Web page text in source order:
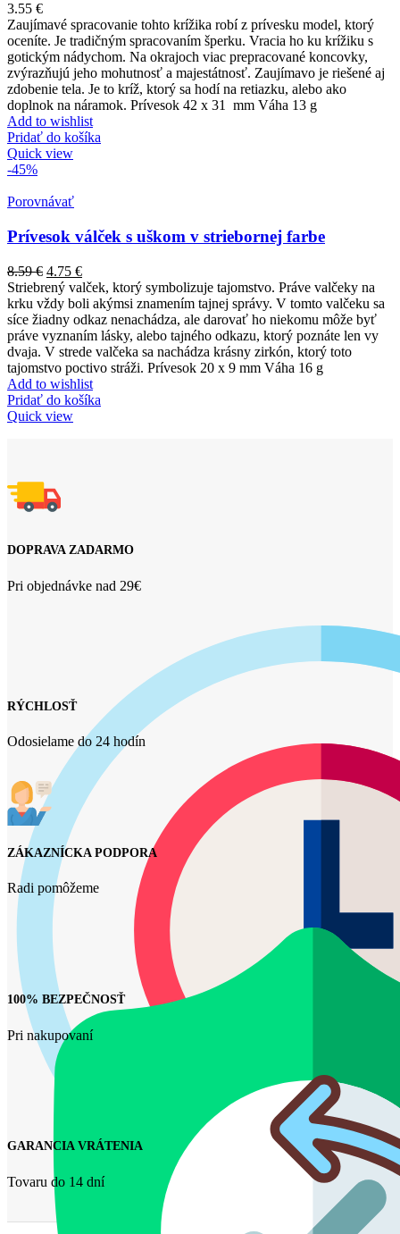
3.55 €
Zaujímavé spracovanie tohto krížika robí z prívesku model, ktorý
oceníte. Je tradičným spracovaním šperku. Vracia ho ku krížiku s
gotickým nádychom. Na okrajoch viac prepracované koncovky,
zvýrazňujú jeho mohutnosť a majestátnosť. Zaujímavo je riešené aj
zdobenie tela. Je to kríž, ktorý sa hodí na retiazku, alebo ako
doplnok na náramok. Prívesok 42 x 31 mm Váha 13 g
Add to wishlist
Pridať do košíka
Quick view
-45%
Porovnávať
Prívesok válček s uškom v striebornej farbe
8.59€ 4.75 €
Striebrený valček, ktorý symbolizuje tajomstvo. Práve valčeky na
krku vždy boli akýmsi znamením tajnej správy. V tomto valčeku sa
síce žiadny odkaz nenachádza, ale darovať ho niekomu môže byť
práve vyznaním lásky, alebo tajného odkazu, ktorý poznáte len vy
dvaja. V strede valčeka sa nachádza krásny zirkón, ktorý toto
tajomstvo poctivo stráži. Prívesok 20 x 9 mm Váha 16 g
Add to wishlist
Pridať do košíka
Quick view
DOPRAVA ZADARMO
Pri objednávke nad 29€
RÝCHLOSŤ
Odosielame do 24 hodín
ZÁKAZNÍCKA PODPORA
Radi pomôžeme
100% BEZPEČNOSŤ
Pri nakupovaní
GARANCIA VRÁTENIA
Tovaru do 14 dní